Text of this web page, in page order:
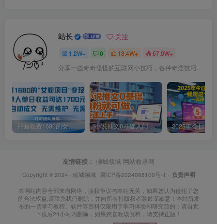
站长 关注
1.2W+ 0 13.4W+ 67.9W+
分享一些奇奇怪怪的互联网小技巧，各种奇淫技巧都在本站。
外面收费1680的女粉项目变现，单人单日收益可达1.7k，全自动成交无需维护 小说推文0基础入门教程，0粉就可做，快速上手
友情链接： 倾城领域 网站收录网
Copyright © 2024 · 倾城领域· 冀ICP备2024088100号-1 · 负责声明
本网站内容全部来自网络，版权争议与本站无关，如果您认为侵犯了您
的合法权益,请联系我们删除，并向所有持版权者致最深歉意！本站所发
布的一切学习教程、软件等资料仅限用于学习体验和研究目的；请自觉
下载后24小时内删除，如果您喜欢该资料，请支持正版！